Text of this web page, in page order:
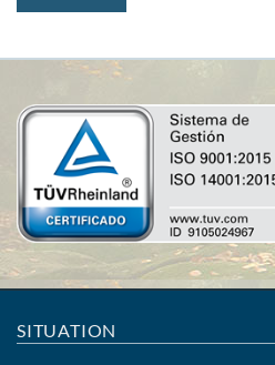
SITUATION